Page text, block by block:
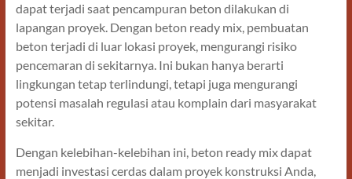
dapat terjadi saat pencampuran beton dilakukan di
lapangan proyek. Dengan beton ready mix, pembuatan
beton terjadi di luar lokasi proyek, mengurangi risiko
pencemaran di sekitarnya. Ini bukan hanya berarti
lingkungan tetap terlindungi, tetapi juga mengurangi
potensi masalah regulasi atau komplain dari masyarakat
sekitar.
Dengan kelebihan-kelebihan ini, beton ready mix dapat
menjadi investasi cerdas dalam proyek konstruksi Anda,